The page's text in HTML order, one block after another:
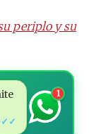
periplo y su
✓✓
1